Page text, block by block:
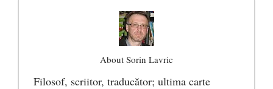
About Sorin Lavric
Filosof, scriitor, traducător; ultima carte